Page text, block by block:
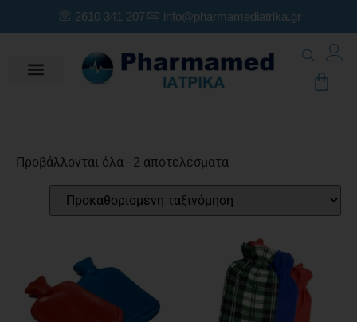
2610 341 207 info@pharmamediatrika.gr
Προβάλλονται όλα - 2 αποτελέσματα